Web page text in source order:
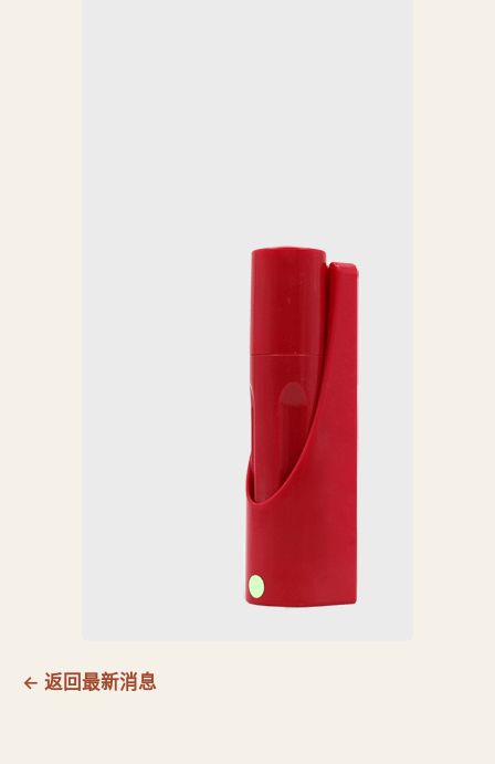
← 返回最新消息